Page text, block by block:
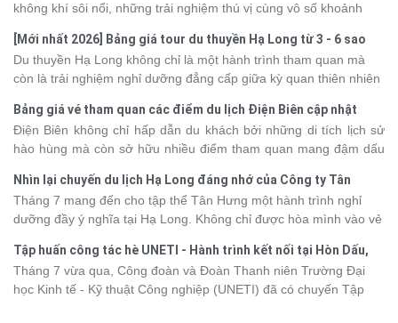
không khí sôi nổi, những trải nghiệm thú vị cùng vô số khoảnh
phút giây đồng hành bên nhau, tất cả đã tạo nên một chuyến đi
tràn đầy cảm xúc và dấu ấn khó quên.
[Mới nhất 2026] Bảng giá tour du thuyền Hạ Long từ 3 - 6 sao
Du thuyền Hạ Long không chỉ là một hành trình tham quan mà
còn là trải nghiệm nghỉ dưỡng đẳng cấp giữa kỳ quan thiên nhiên
khác nhau, khiến nhiều du khách băn khoăn khi lựa chọn. Bài viết
dưới đây sẽ cập nhật bảng giá tour du thuyền Hạ Long mới nhất
2026 từ 3 - 6 sao, giúp bạn dễ dàng so sánh và tìm được hành
trình phù hợp với nhu cầu cũng như ngân sách.
Bảng giá vé tham quan các điểm du lịch Điện Biên cập nhật
2026
Điện Biên không chỉ hấp dẫn du khách bởi những di tích lịch sử
hào hùng mà còn sở hữu nhiều điểm tham quan mang đậm dấu
phá vùng đất này, việc cập nhật trước giá vé sẽ giúp bạn chủ
động hơn trong lịch trình và chi phí. Cùng Vietsense Travel tham
khảo bảng giá vé tham quan các điểm du lịch Điện Biênmới nhất
năm 2026 ngay dưới đây.
Nhìn lại chuyến du lịch Hạ Long đáng nhớ của Công ty Tân
Hưng 2026
Tháng 7 mang đến cho tập thể Tân Hưng một hành trình nghỉ
dưỡng đầy ý nghĩa tại Hạ Long. Không chỉ được hòa mình vào vẻ
kết, sẻ chia và lưu giữ nhiều khoảnh khắc đáng nhớ. Hãy cùng
nhìn lại chuyến đi ngập tràn niềm vui và những trải nghiệm khó
quên.
Tập huấn công tác hè UNETI - Hành trình kết nối tại Hòn Dấu,
Đồ Sơn
Tháng 7 vừa qua, Công đoàn và Đoàn Thanh niên Trường Đại
học Kinh tế - Kỹ thuật Công nghiệp (UNETI) đã có chuyến Tập